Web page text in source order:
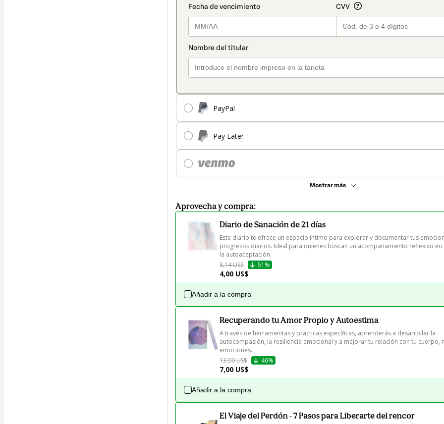
PayPal
Pay Later
Mostrar más
Aprovecha y compra:
Diario de Sanación de 21 días
Este diario te ofrece un espacio íntimo para explorar y documentar tus
progresos diarios. Ideal para quienes buscan un acompañamiento reflexivo en
la autoaceptación.
8,14 US$
51%
4,00 US$
Añadir a la compra
Recuperando tu Amor Propio y Autoestima
A través de herramientas y prácticas específicas, aprenderás a desarrollar la
autocompasión, la resiliencia emocional y a mejorar tu relación con tu cuerpo,
emociones.
13,00 US$
46%
7,00 US$
Añadir a la compra
El Viaje del Perdón - 7 Pasos para Liberarte del rencor